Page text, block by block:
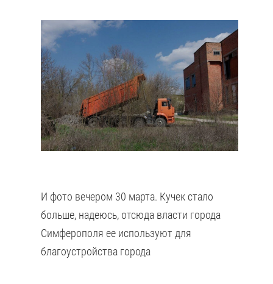
И фото вечером 30 марта. Кучек стало
больше, надеюсь, отсюда власти города
Симферополя ее используют для
благоустройства города